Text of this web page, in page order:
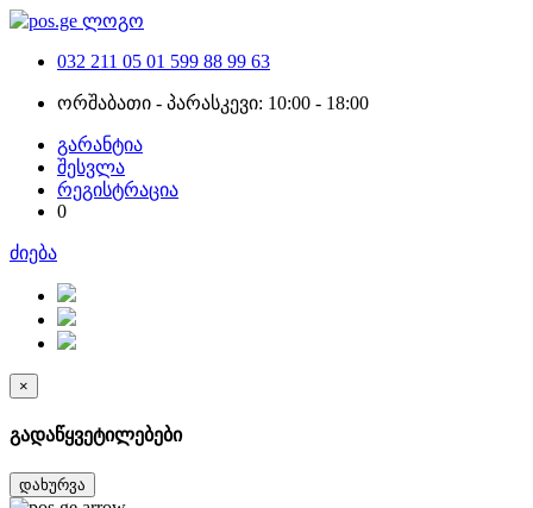
032 211 05 01 599 88 99 63
ორშაბათი - პარასკევი: 10:00 - 18:00
გარანტია
შესვლა
რეგისტრაცია
0
ძიება
×
გადაწყვეტილებები
დახურვა